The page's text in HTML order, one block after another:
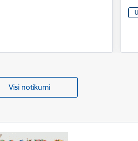
Visi notikumi